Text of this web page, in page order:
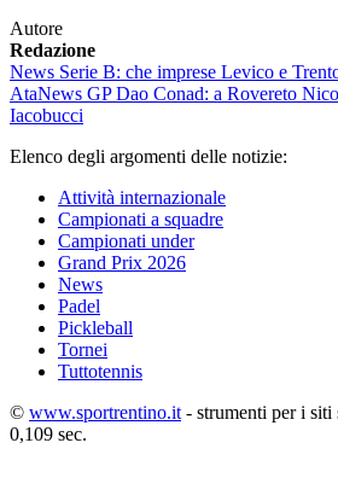
Autore
Redazione
News Serie B: che imprese Levico e
AtaNews GP Dao Conad: a Rovereto
Iacobucci
Elenco degli argomenti delle notizie:
Attività internazionale
Campionati a squadre
Campionati under
Grand Prix 2026
News
Padel
Pickleball
Tornei
Tuttotennis
© www.sportrentino.it- strumenti per i siti
0,109 sec.